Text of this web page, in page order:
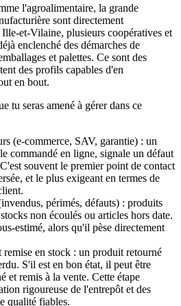
l'agroalimentaire, la grande
sont directement
et-Vilaine, plusieurs coopératives et
enclenché des démarches de
et palettes. Ce sont des
des profils capables d'en
en bout.
tu seras amené à gérer dans ce
(e-commerce, SAV, garantie) : un
commandé en ligne, signale un défaut
souvent le premier point de contact
et le plus exigeant en termes de
périmés, défauts) : produits
non écoulés ou articles hors date.
estimé, alors qu'il pèse directement
en stock : un produit retourné
S'il est en bon état, il peut être
et remis à la vente. Cette étape
rigoureuse de l'entrepôt et des
qualité fiables.